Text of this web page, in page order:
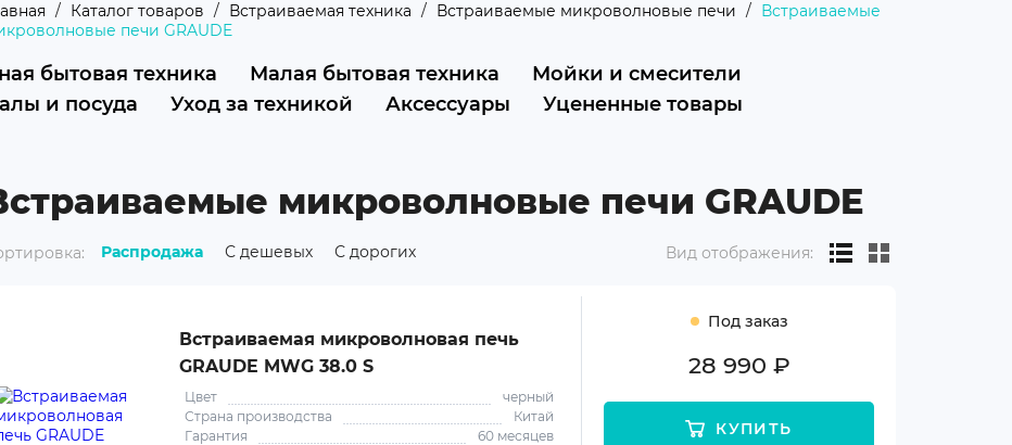
Каталог товаров Встраиваемая техника Встраиваемые микроволновые печи
Встраиваемые
печи GRAUDE
бытовая техника Малая бытовая техника
Мойки и смесители
и посуда Уход за техникой Аксессуары Уцененные товары
микроволновые печи GRAUDE
Распродажа С дешевых С дорогих Вид отображения:
Встраиваемая микроволновая печь
GRAUDE MWG 38.0 S
Цвет
черный
Страна производства
Китай
Гарантия
60 месяцев
Под заказ
28 990 ₽
КУПИТЬ